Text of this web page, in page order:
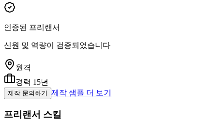
인증된 프리랜서
신원 및 역량이 검증되었습니다
원격
경력 15년
제작 문의하기 제작 샘플 더 보기
프리랜서 스킬